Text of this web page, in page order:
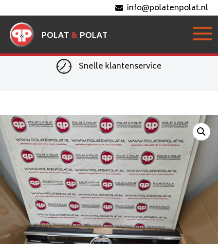
info@polatenpolat.nl
POLAT & POLAT
Snelle klantenservice